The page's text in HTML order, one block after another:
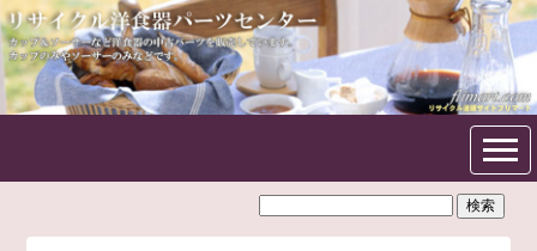
フリマート洋食器パーツセン
ター